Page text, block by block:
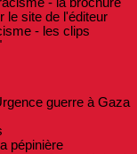
le site de l'éditeur
- les clips
guerre à Gaza
pépinière